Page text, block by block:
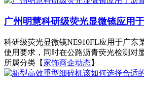
广州明慧科研级荧光显微镜应用
科研级荧光显微镜NE910FL应用于广东
使用要求，同时在公路沥青荧光检测对
所属分类【家饰商企动态】